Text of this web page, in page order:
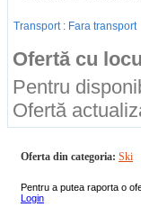
Transport : Fara transport
Ofertă cu
Pentru
Ofertă
Oferta din categoria: Ski
Pentru a putea raporta o
Login